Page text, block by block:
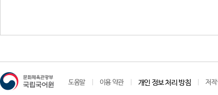
도움말 이용 약관 개인 정보 처리 방침 저